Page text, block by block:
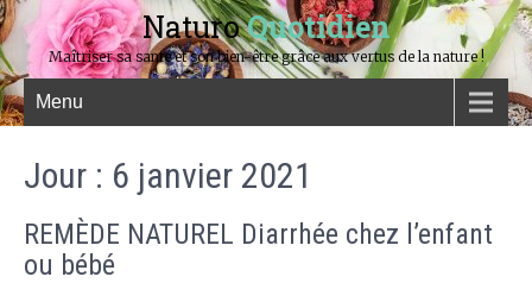
NaturoQuotidien
Maîtriser sa santé et son bien-être grâce aux vertus de la nature !
Menu
Jour : 6 janvier 2021
REMÈDE NATUREL Diarrhée chez l’enfant
ou bébé